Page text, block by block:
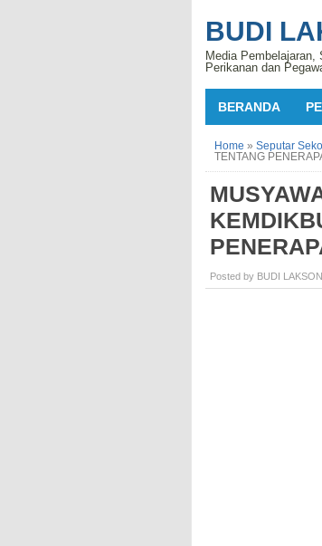
BUDI
Media Pembelajaran,
Perikanan dan
BERANDA
Home » Seputar
TENTANG
Posted by BUDI